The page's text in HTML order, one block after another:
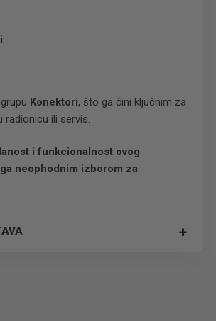
Konektori, što ga čini ključnim za
radionicu ili servis.
i funkcionalnost ovog
neophodnim izborom za
+